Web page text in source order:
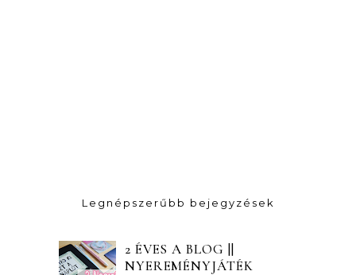
Legnépszerűbb bejegyzések
2 ÉVES A BLOG ||
NYEREMÉNYJÁTÉK